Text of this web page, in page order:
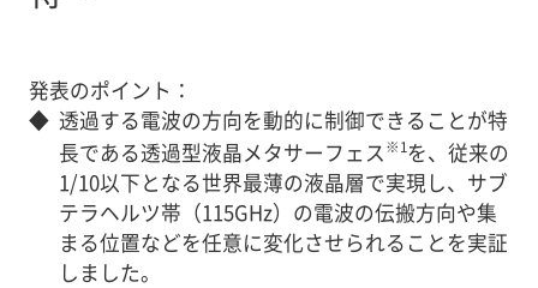
発表のポイント：
◆ 透過する電波の方向を動的に制御できることが特
長である透過型液晶メタサーフェス ※1を、従来の
1/10以下となる世界最薄の液晶層で実現し、サブ
テラヘルツ帯（115GHz）の電波の伝搬方向や集
まる位置などを任意に変化させられることを実証
しました。